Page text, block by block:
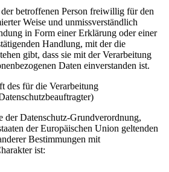
betroffenen Person freiwillig für den
Weise und unmissverständlich
in Form einer Erklärung oder einer
Handlung, mit der die
gibt, dass sie mit der Verarbeitung
Daten einverstanden ist.
des für die Verarbeitung
der Datenschutz-Grundverordnung,
der Europäischen Union geltenden
Bestimmungen mit
ist: